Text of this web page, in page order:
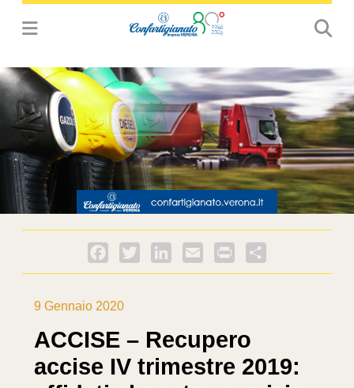
Facebook
Twitter LinkedInEmail PrintFriendly
9 Gennaio 2020
ACCISE – Recupero
accise IV trimestre 2019: